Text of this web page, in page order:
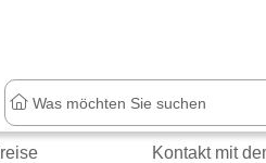
Kontakt mit